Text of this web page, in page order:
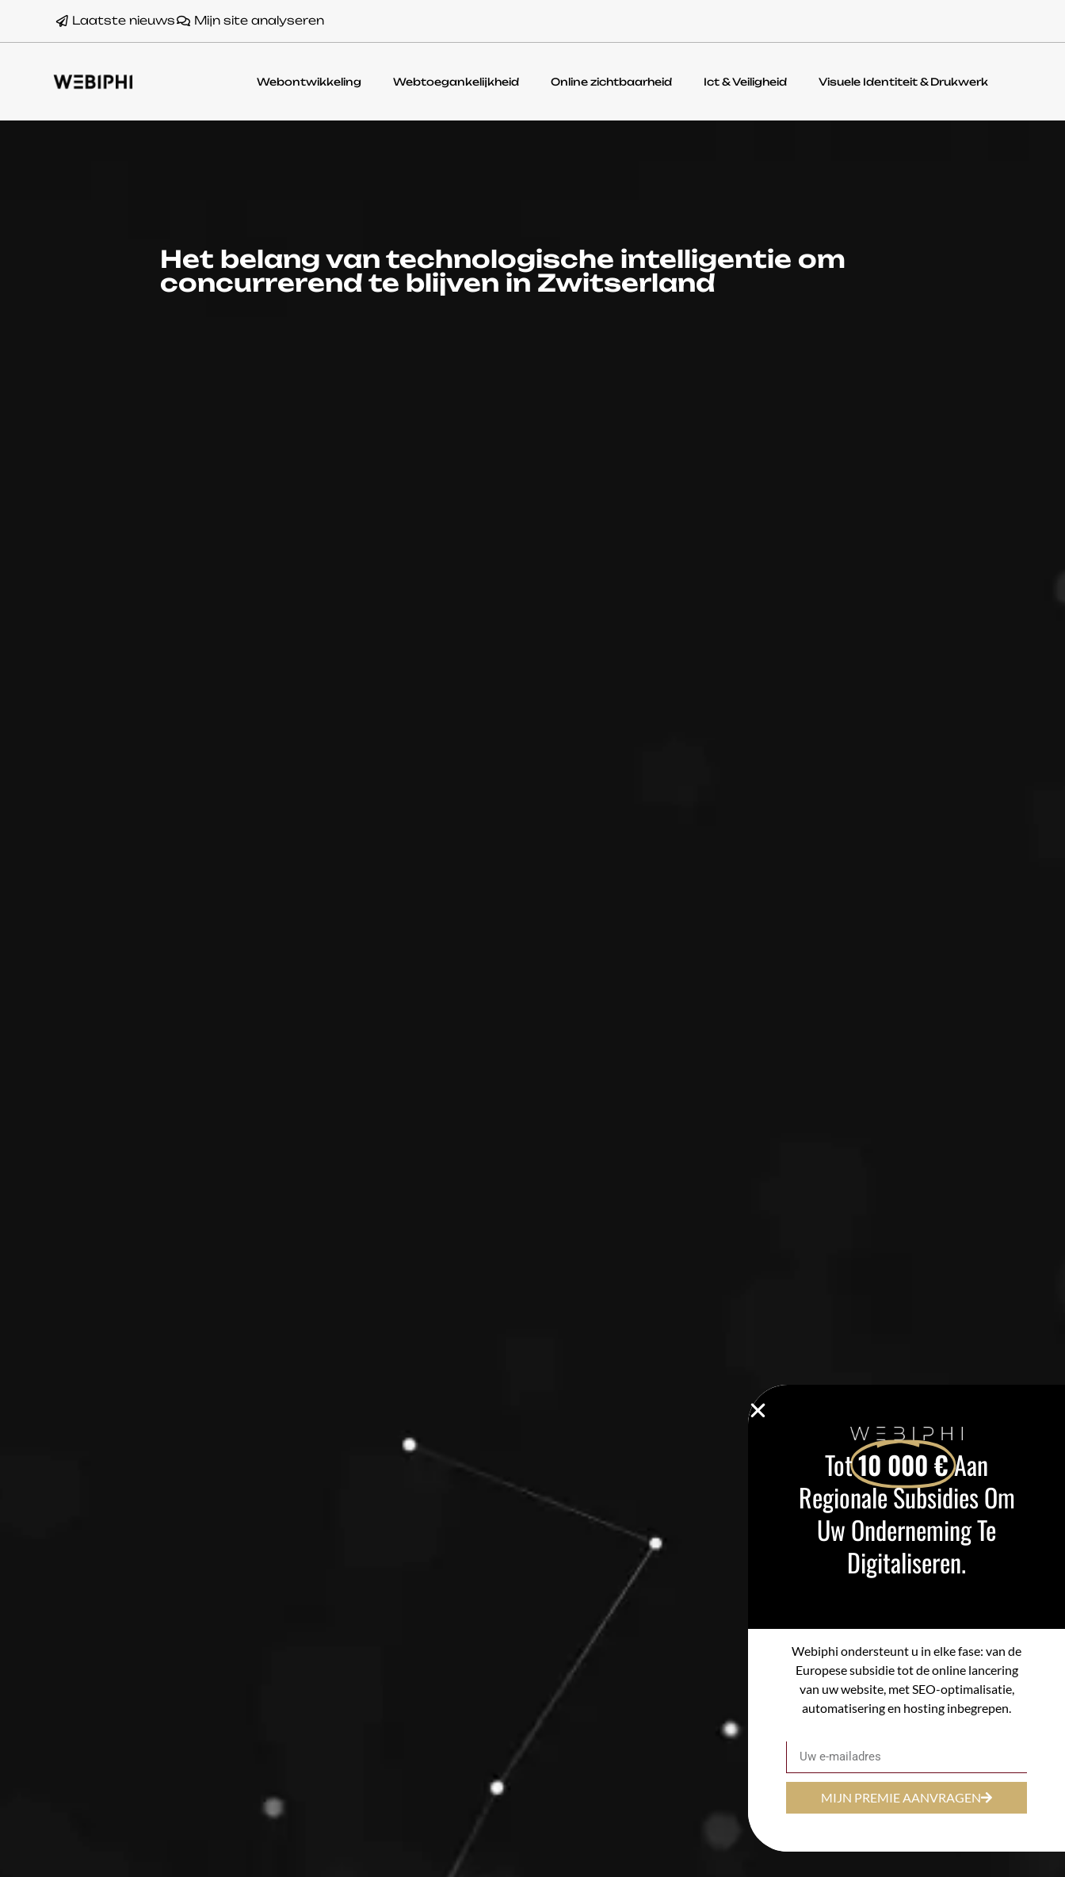
Laatste nieuws Mijn site analyseren
Webontwikkeling Webtoegankelijkheid Online zichtbaarheid Ict & Veiligheid Visuele Identiteit & Drukwerk
Het belang van technologische intelligentie om
concurrerend te blijven in Zwitserland
Tot10 000 €Aan
Regionale Subsidies Om
Uw Onderneming Te
Digitaliseren.
Webiphi ondersteunt u in elke fase: van de
Europese subsidie tot de online lancering
van uw website, met SEO-optimalisatie,
automatisering en hosting inbegrepen.
MIJN PREMIE AANVRAGEN